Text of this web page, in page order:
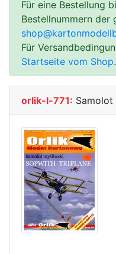
Für eine Bestellung
Bestellnummern der
Für
Startseite vom Shop.
orlik-l-771: